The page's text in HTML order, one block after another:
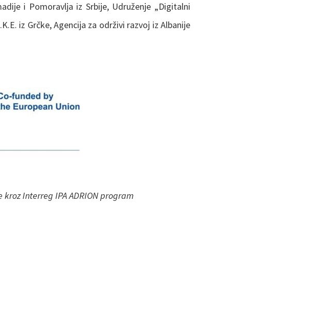
i Pomoravlja iz Srbije, Udruženje „Digitalni
iz Grčke, Agencija za održivi razvoj iz Albanije
Interreg IPA ADRION program